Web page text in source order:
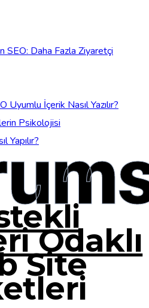
SEO: Daha Fazla Ziyaretçi
Uyumlu İçerik Nasıl Yazılır?
Psikolojisi
Yapılır?
Odaklı
Site